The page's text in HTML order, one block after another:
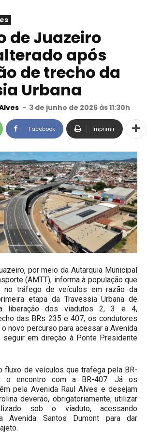
de Juazeiro
após
de trecho da
Urbana
- 3 de junho de 2026 às 11:30h
Facebook Imprimir
por meio da Autarquia Municipal
(AMTT), informa à população que
no tráfego de veículos em razão da
etapa da Travessia Urbana de
liberação dos viadutos 2, 3 e 4,
das BRs 235 e 407, os condutores
novo percurso para acessar a Avenida
seguir em direção à Ponte Presidente
fluxo de veículos que trafega pela BR-
o encontro com a BR-407. Já os
pela Avenida Raul Alves e desejam
deverão, obrigatoriamente, utilizar
sob o viaduto, acessando
Avenida Santos Dumont para dar